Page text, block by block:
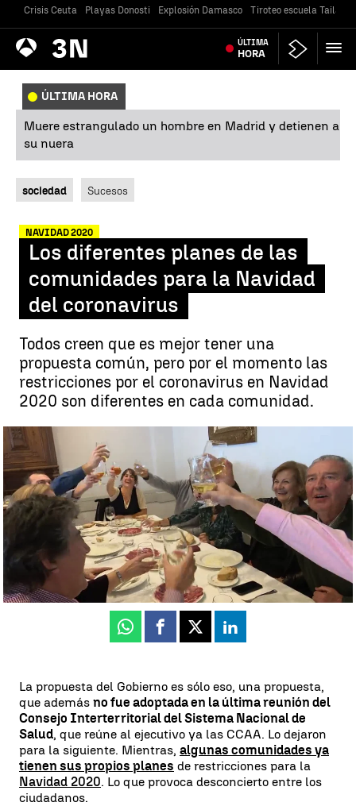
Crisis Ceuta Playas Donosti Explosión Damasco Tiroteo escuela
Antena
3 Noticias ÚLTIMA
HORA
ÚLTIMA HORA
Muere estrangulado un hombre en Madrid y detienen a
su nuera
sociedad Sucesos
NAVIDAD 2020
Los diferentes planes de las
comunidades para la Navidad
del coronavirus
Todos creen que es mejor tener una
propuesta común, pero por el momento las
restricciones por el coronavirus en Navidad
2020 son diferentes en cada comunidad.
Los diferentes planes de las comunidades para la Navidad del
laSexta.com
Antena 3 Noticias
Actualizado:26 de noviembre de 2020, 19:36
Publicado:26 de noviembre de 2020, 15:47
Whatsapp
Facebook
X Linkedin
La propuesta del Gobierno es sólo eso, una propuesta,
que además no fue adoptada en la última reunión del
Consejo Interterritorial del Sistema Nacional de
Salud, que reúne al ejecutivo ya las CCAA. Lo dejaron
para la siguiente. Mientras, algunas comunidades ya
tienen sus propios planes de restricciones para la
Navidad 2020. Lo que provoca desconcierto entre los
ciudadanos.